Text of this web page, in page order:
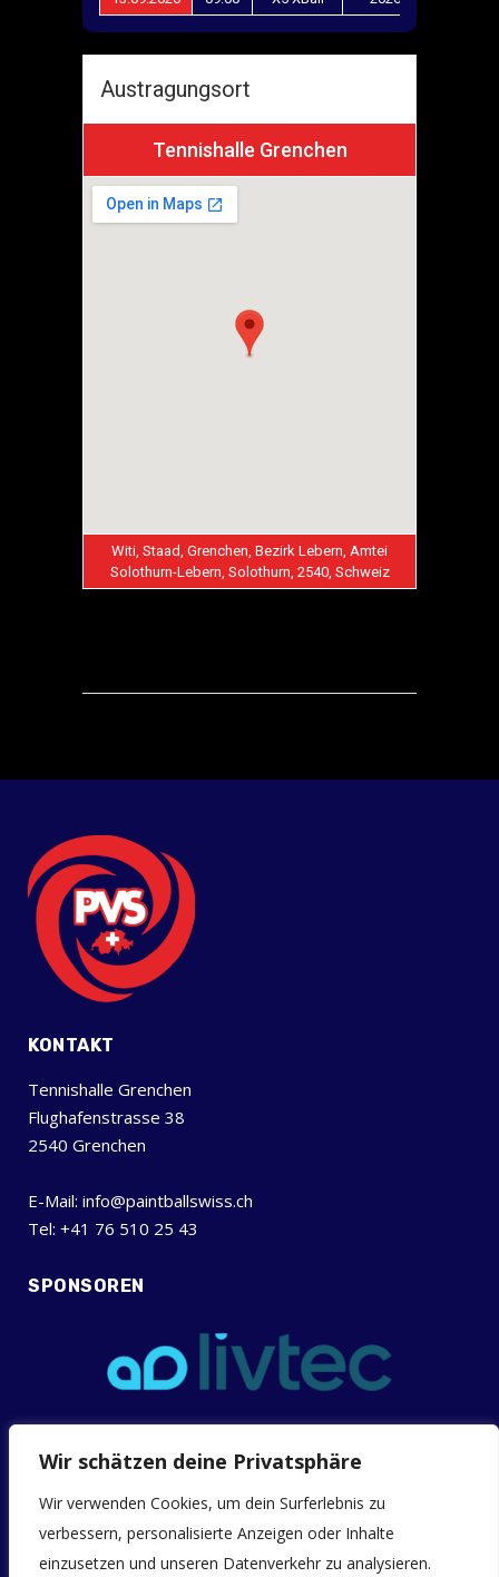
Wir schätzen deine Privatsphäre
Wir verwenden Cookies, um dein Surferlebnis zu
verbessern, personalisierte Anzeigen oder Inhalte
einzusetzen und unseren Datenverkehr zu analysieren.
Austragungsort
Tennishalle Grenchen
Witi, Staad, Grenchen, Bezirk Lebern, Amtei
Solothurn-Lebern, Solothurn, 2540, Schweiz
KONTAKT
Tennishalle Grenchen
Flughafenstrasse 38
2540 Grenchen
E-Mail: info@paintballswiss.ch
Tel: +41 76 510 25 43
SPONSOREN
INFOS
Allgemeine Geschäftsbedingungen (AGB)
Downloads